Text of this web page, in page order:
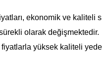
ekonomik ve kaliteli s
olarak değişmektedir.
yüksek kaliteli yede